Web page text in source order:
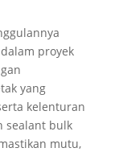
proyek
yang
kelenturan
sealant bulk
mutu,